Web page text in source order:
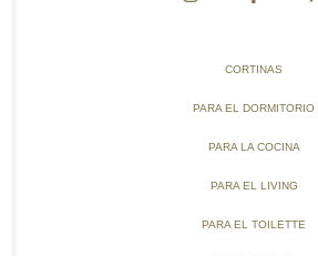
CORTINAS
PARA EL DORMITORIO
PARA LA COCINA
PARA EL LIVING
PARA EL TOILETTE